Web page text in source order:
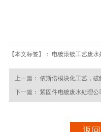
【本文标签】： 电镀滚镀工艺废水
上一篇： 依斯倍模块化工艺，
下一篇： 紧固件电镀废水处理公